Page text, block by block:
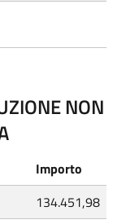
NON
Importo
134.451,98